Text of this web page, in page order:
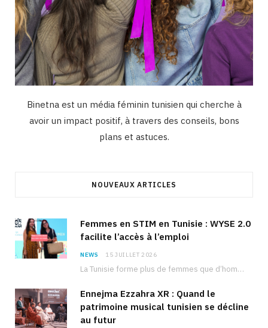
Binetna est un média féminin tunisien qui cherche à
avoir un impact positif, à travers des conseils, bons
plans et astuces.
NOUVEAUX ARTICLES
Femmes en STIM en Tunisie : WYSE 2.0
facilite l’accès à l’emploi
NEWS 15 JUILLET 2026
La Tunisie forme plus de femmes que d’hommes dans les filières scientifiques. Pourtant, pour beaucoup…
Ennejma Ezzahra XR : Quand le
patrimoine musical tunisien se décline
au futur